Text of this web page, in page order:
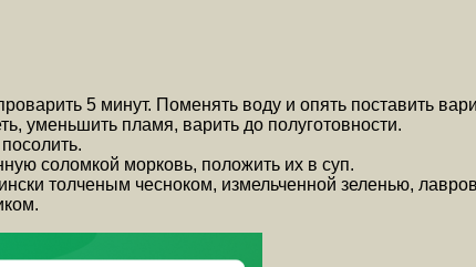
5 минут. Поменять воду и опять поставить
уменьшить пламя, варить до полуготовности.
соломкой морковь, положить их в суп.
толченым чесноком, измельченной зеленью,